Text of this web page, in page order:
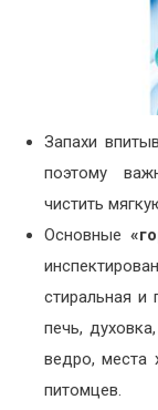
Запахи
поэтому
чистить
Основные
стиральная и
печь,
ведро, места
питомцев.